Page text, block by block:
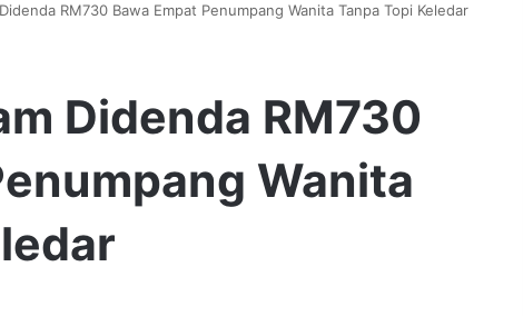
RM730 Bawa Empat Penumpang Wanita Tanpa Topi Keledar
Didenda RM730
Wanita